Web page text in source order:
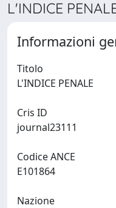
L'INDICE
Informazioni
Titolo
Cris ID
Codice ANCE
Nazione